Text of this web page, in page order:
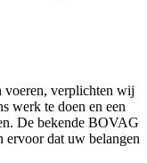
verplichten wij
werk te doen en een
De bekende BOVAG
ervoor dat uw belangen